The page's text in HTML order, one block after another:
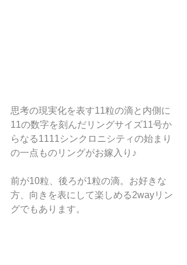
思考の現実化を表す11粒の滴と内側に
11の数字を刻んだリングサイズ11号か
らなる1111シンクロニシティの始まり
の一点ものリングがお嫁入り♪
前が10粒、後ろが1粒の滴。お好きな
方、向きを表にして楽しめる2wayリン
グでもあります。